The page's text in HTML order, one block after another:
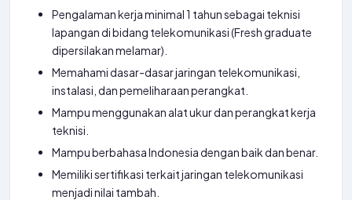
Pengalaman kerja minimal 1 tahun sebagai teknisi
lapangan di bidang telekomunikasi (Fresh graduate
dipersilakan melamar).
Memahami dasar-dasar jaringan telekomunikasi,
instalasi, dan pemeliharaan perangkat.
Mampu menggunakan alat ukur dan perangkat kerja
teknisi.
Mampu berbahasa Indonesia dengan baik dan benar.
Memiliki sertifikasi terkait jaringan telekomunikasi
menjadi nilai tambah.